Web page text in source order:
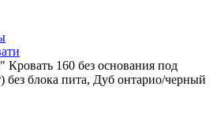
Кровать 160 без основания под
без блока пита, Дуб онтарио/черный